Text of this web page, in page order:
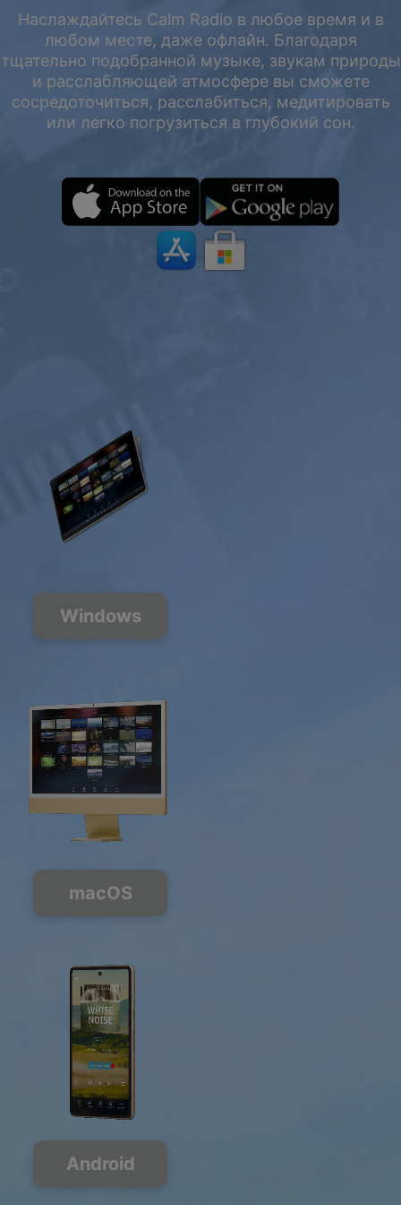
Наслаждайтесь Calm Radio в любое время и в
любом месте, даже офлайн. Благодаря
тщательно подобранной музыке, звукам природы
и расслабляющей атмосфере вы сможете
сосредоточиться, расслабиться, медитировать
или легко погрузиться в глубокий сон.
Windows
macOS
Android